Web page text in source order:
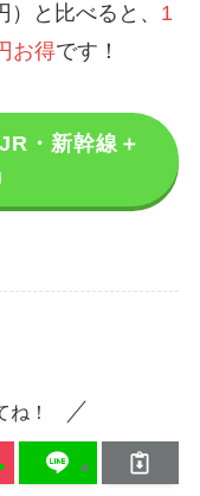
と比べると、 1
お得です！
・新幹線＋
ね！